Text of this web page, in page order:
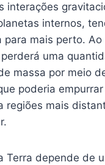
interações
internos,
para mais perto. Ao
uma
massa por meio
poderia
regiões mais
Terra depende de